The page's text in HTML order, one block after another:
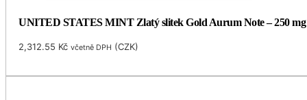
UNITED STATES MINT Zlatý slitek Gold Aurum Note – 250
2,312.55 Kč včetně DPH (CZK)